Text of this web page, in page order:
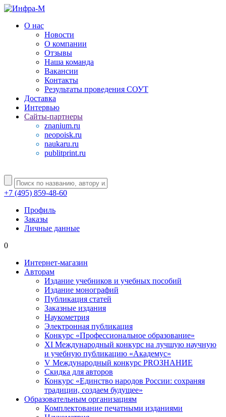
О нас
Новости
О компании
Отзывы
Наша команда
Вакансии
Контакты
Результаты проведения СОУТ
Доставка
Интервью
Сайты-партнеры
znanium.ru
neopoisk.ru
naukaru.ru
publitprint.ru
+7 (495) 859-48-60
Профиль
Заказы
Личные данные
0
Интернет-магазин
Авторам
Издание учебников и учебных пособий
Издание монографий
Публикация статей
Заказные издания
Наукометрия
Электронная публикация
Конкурс «Профессиональное образование»
XI Международный конкурс на лучшую научную
и учебную публикацию «Академус»
V Международный конкурс PROЗНАНИЕ
Скидка для авторов
Конкурс «Единство народов России: сохраняя
традиции, создаем будущее»
Образовательным организациям
Комплектование печатными изданиями